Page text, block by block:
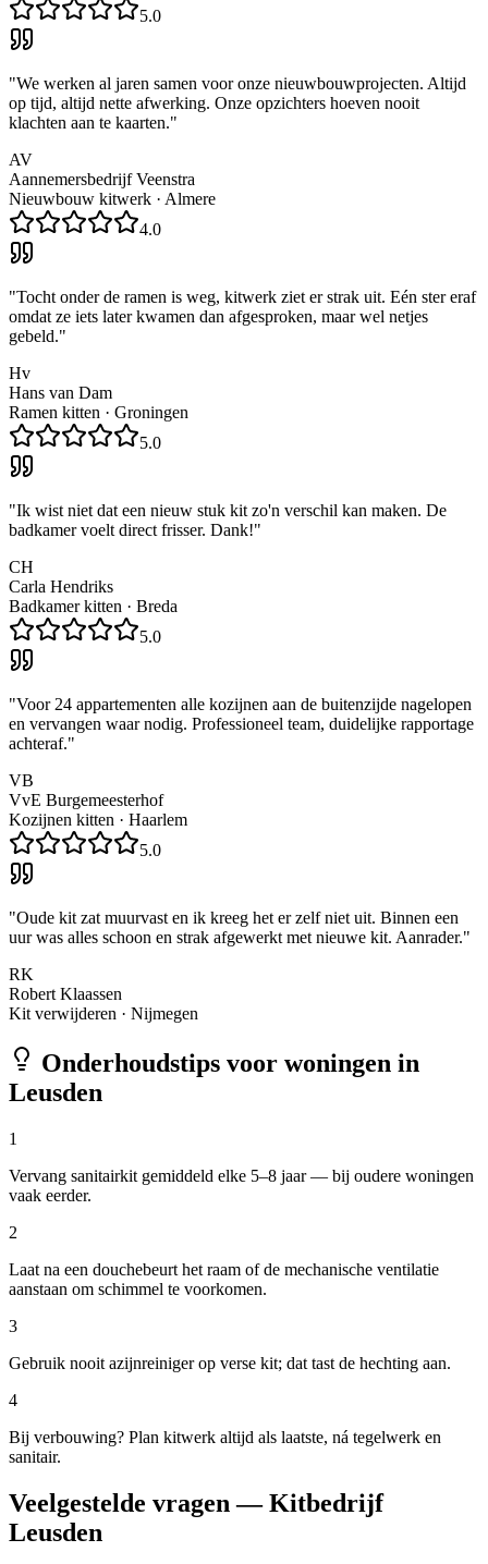
5.0
"We werken al jaren samen voor onze nieuwbouwprojecten. Altijd
op tijd, altijd nette afwerking. Onze opzichters hoeven nooit
klachten aan te kaarten."
AV
Aannemersbedrijf Veenstra
Nieuwbouw kitwerk · Almere
4.0
"Tocht onder de ramen is weg, kitwerk ziet er strak uit. Eén ster eraf
omdat ze iets later kwamen dan afgesproken, maar wel netjes
gebeld."
Hv
Hans van Dam
Ramen kitten · Groningen
5.0
"Ik wist niet dat een nieuw stuk kit zo'n verschil kan maken. De
badkamer voelt direct frisser. Dank!"
CH
Carla Hendriks
Badkamer kitten · Breda
5.0
"Voor 24 appartementen alle kozijnen aan de buitenzijde nagelopen
en vervangen waar nodig. Professioneel team, duidelijke rapportage
achteraf."
VB
VvE Burgemeesterhof
Kozijnen kitten · Haarlem
5.0
"Oude kit zat muurvast en ik kreeg het er zelf niet uit. Binnen een
uur was alles schoon en strak afgewerkt met nieuwe kit. Aanrader."
RK
Robert Klaassen
Kit verwijderen · Nijmegen
Onderhoudstips voor woningen in
Leusden
1
Vervang sanitairkit gemiddeld elke 5–8 jaar — bij oudere woningen
vaak eerder.
2
Laat na een douchebeurt het raam of de mechanische ventilatie
aanstaan om schimmel te voorkomen.
3
Gebruik nooit azijnreiniger op verse kit; dat tast de hechting aan.
4
Bij verbouwing? Plan kitwerk altijd als laatste, ná tegelwerk en
sanitair.
Veelgestelde vragen — Kitbedrijf
Leusden